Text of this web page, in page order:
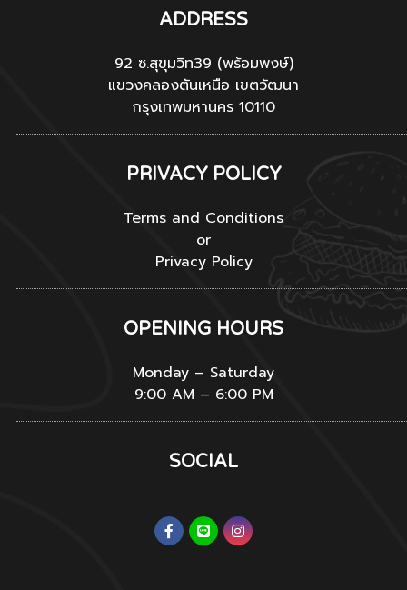
ADDRESS
92 ซ.สุขุมวิท39 (พร้อมพงษ์)
แขวงคลองตันเหนือ เขตวัฒนา
กรุงเทพมหานคร 10110
PRIVACY POLICY
Terms and Conditions
or
Privacy Policy
OPENING HOURS
Monday – Saturday
9:00 AM – 6:00 PM
SOCIAL